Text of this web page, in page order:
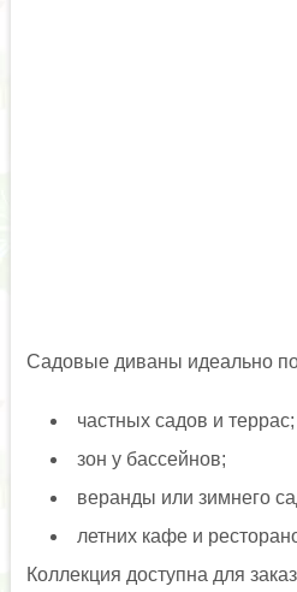
Садовые диваны идеально
частных садов и террас;
зон у бассейнов;
веранды или зимнего
летних кафе и
Коллекция доступна для